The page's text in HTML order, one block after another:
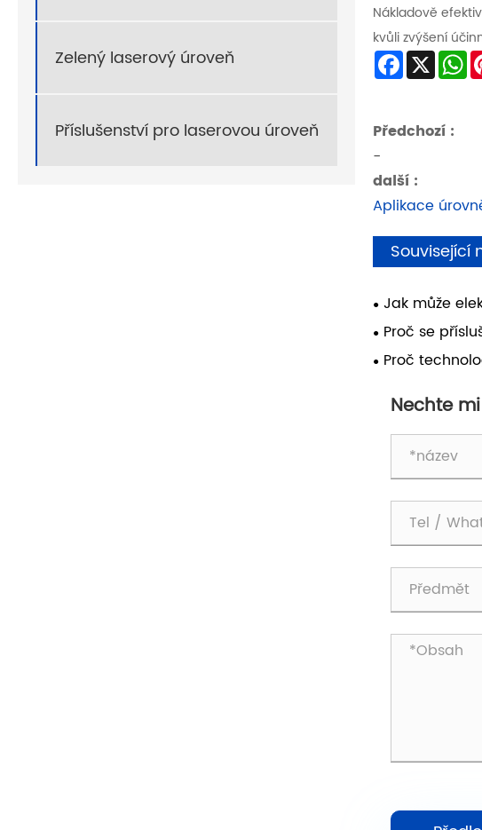
Zelený laserový úroveň
Příslušenství pro laserovou úroveň
Nákladově
kvůli zvýšení
Facebook
X
Předchozí :
-
další :
Aplikace
Související
Jak může
zlepšit
projektech?
Proč se
pro moderní
Proč
Nechte